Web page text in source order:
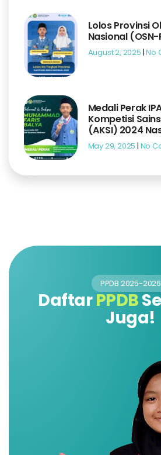
Lolos Provinsi
Nasional (OSN-
August 2, 2025 No
Medali Perak
Kompetisi
(AKSI) 2024
May 29, 2025 No
PPDB 2025-2026
DaftarPPDB
Juga!